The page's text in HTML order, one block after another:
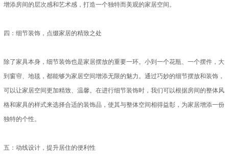
增添房间的层次感和艺术感，打造一个独特而美观的家居空间。
四：细节装饰，点缀家居的精致之处
除了家具本身，细节装饰也是家居摆放的重要一环。小到一个花瓶、一个摆件，大
到窗帘、地毯，都能够为家居空间增添无限的魅力。通过巧妙的细节摆放和装饰，
可以让家居空间更加精致、温馨。在进行细节装饰时，我们可以根据房间的整体风
格和家具的样式来选择合适的装饰品，使其与整体空间相得益彰，为家居增添一份
独特的个性。
五：动线设计，提升居住的便利性